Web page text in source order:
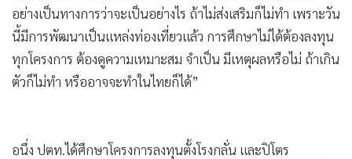
อย่างเป็นทางการว่าจะเป็นอย่างไร ถ้าไม่ส่งเสริมก็ไม่ทำ เพราะวัน
นี้มีการพัฒนาเป็นแหล่งท่องเที่ยวแล้ว การศึกษาไม่ได้ต้องลงทุน
ทุกโครงการ ต้องดูความเหมาะสม จำเป็น มีเหตุผลหรือไม่ ถ้าเกิน
ตัวก็ไม่ทำ หรืออาจจะทำในไทยก็ได้”
อนึ่ง ปตท.ได้ศึกษาโครงการลงทุนตั้งโรงกลั่น และปิโตร